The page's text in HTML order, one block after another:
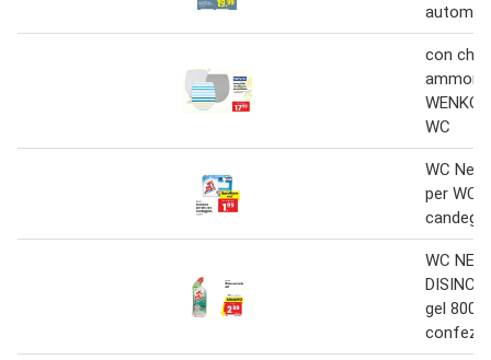
con
WENKO
WC
WC Net
per WC
WC NET
gel 800